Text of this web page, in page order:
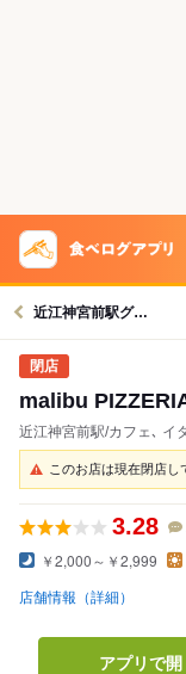
近江神宮前駅グルメへ
malibu
近江神宮前駅/カフェ､ イ
このお店は現在閉店し
3.28
￥2,000～￥2,999
店舗情報（詳細）
アプリで開